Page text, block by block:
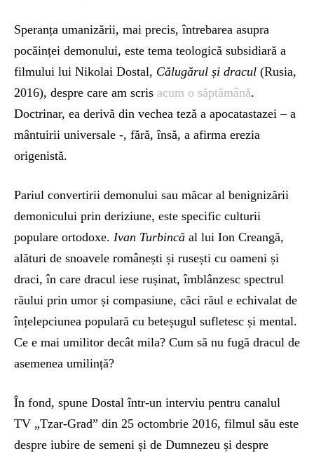
Speranța umanizării, mai precis, întrebarea asupra
pocăinței demonului, este tema teologică subsidiară a
filmului lui Nikolai Dostal, Călugărul și dracul (Rusia,
2016), despre care am scris acum o săptămână.
Doctrinar, ea derivă din vechea teză a apocatastazei – a
mântuirii universale -, fără, însă, a afirma erezia
origenistă.
Pariul convertirii demonului sau măcar al benignizării
demonicului prin deriziune, este specific culturii
populare ortodoxe. Ivan Turbincă al lui Ion Creangă,
alături de snoavele românești și rusești cu oameni și
draci, în care dracul iese rușinat, îmblânzesc spectrul
răului prin umor și compasiune, căci răul e echivalat de
înțelepciunea populară cu beteșugul sufletesc și mental.
Ce e mai umilitor decât mila? Cum să nu fugă dracul de
asemenea umilință?
În fond, spune Dostal într-un interviu pentru canalul
TV „Tzar-Grad” din 25 octombrie 2016, filmul său este
despre iubire de semeni și de Dumnezeu și despre